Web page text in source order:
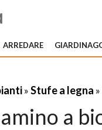
ARREDARE
»Stufe a legna
a